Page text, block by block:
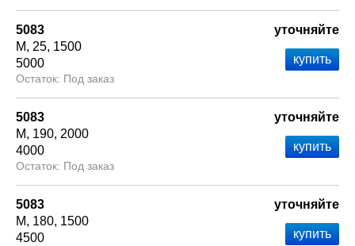
5083
М
25 1500
5000
Под заказ
уточняйте
5083
М
190 2000
4000
Под заказ
уточняйте
5083
М
180 1500
4500
уточняйте